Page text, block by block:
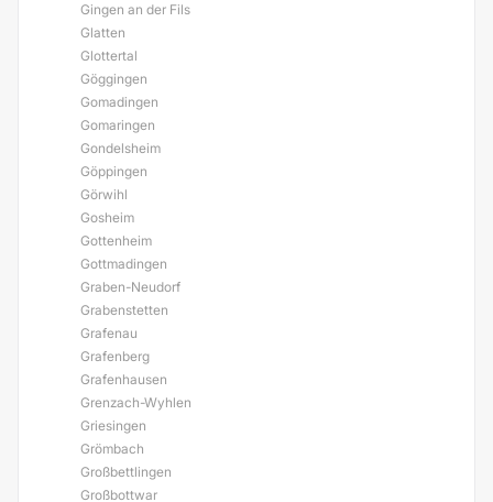
Gingen an der Fils
Glatten
Glottertal
Göggingen
Gomadingen
Gomaringen
Gondelsheim
Göppingen
Görwihl
Gosheim
Gottenheim
Gottmadingen
Graben-Neudorf
Grabenstetten
Grafenau
Grafenberg
Grafenhausen
Grenzach-Wyhlen
Griesingen
Grömbach
Großbettlingen
Großbottwar